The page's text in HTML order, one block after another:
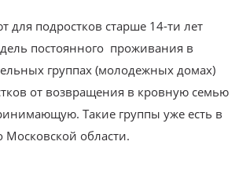
для подростков старше 14-ти лет
постоянного проживания в
группах (молодежных домах)
от возвращения в кровную семью
Такие группы уже есть в
Московской области.